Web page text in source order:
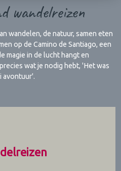
wandelreizen
wandelen, de natuur, samen eten
op de Camino de Santiago, een
magie in de lucht hangt en
wat je nodig hebt, 'Het was
avontuur'.